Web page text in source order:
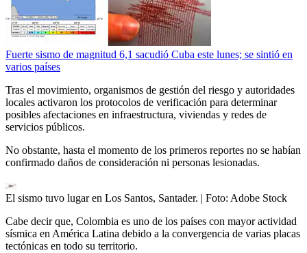
Fuerte sismo de magnitud 6,1 sacudió Cuba este lunes; se sintió en
varios países
Tras el movimiento, organismos de gestión del riesgo y autoridades
locales activaron los protocolos de verificación para determinar
posibles afectaciones en infraestructura, viviendas y redes de
servicios públicos.
No obstante, hasta el momento de los primeros reportes no se habían
confirmado daños de consideración ni personas lesionadas.
El sismo tuvo lugar en Los Santos, Santader. | Foto: Adobe Stock
Cabe decir que, Colombia es uno de los países con mayor actividad
sísmica en América Latina debido a la convergencia de varias placas
tectónicas en todo su territorio.